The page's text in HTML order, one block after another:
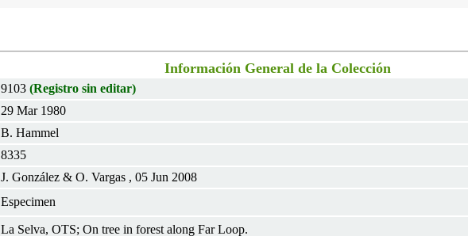
Información General de la Colección
9103 (Registro sin editar)
29 Mar 1980
B. Hammel
8335
J. González & O. Vargas , 05 Jun 2008
Especimen
La Selva, OTS; On tree in forest along Far Loop.